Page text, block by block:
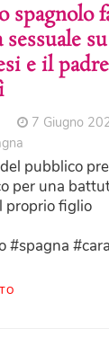
spagnolo
e il
7 Giugno
pubblico
per una
proprio figlio
#spagna